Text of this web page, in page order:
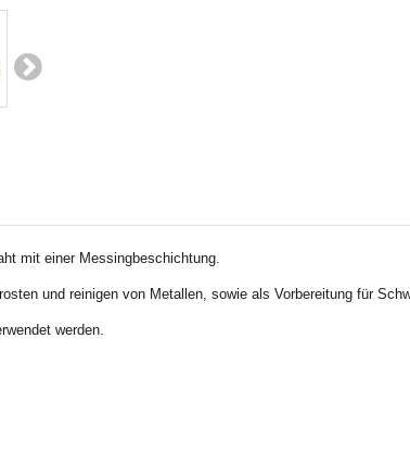
mit einer Messingbeschichtung.
und reinigen von Metallen, sowie als Vorbereitung für
werden.